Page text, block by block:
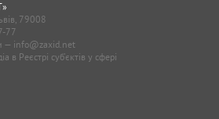
79008
77
— info@zaxid.net
в Реєстрі суб'єктів у сфері